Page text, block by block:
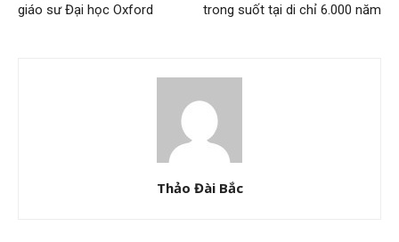
giáo sư Đại học Oxford
trong suốt tại di chỉ 6.000 năm
Thảo Đài Bắc